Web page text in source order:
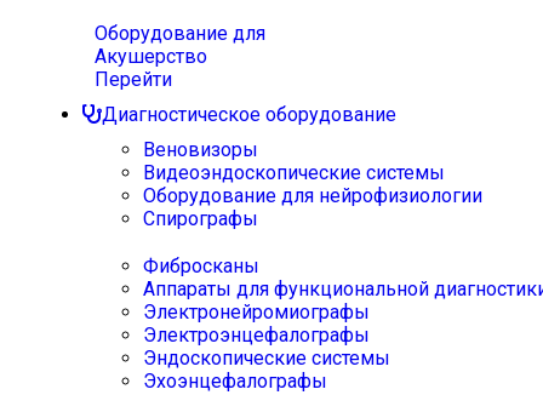
Оборудование для
Акушерство
Перейти
Диагностическое оборудование
Веновизоры
Видеоэндоскопические системы
Оборудование для нейрофизиологии
Спирографы
Фибросканы
Аппараты для функциональной
Электронейромиографы
Электроэнцефалографы
Эндоскопические системы
Эхоэнцефалографы